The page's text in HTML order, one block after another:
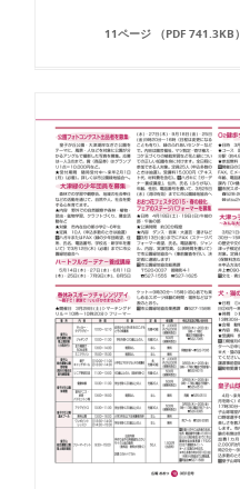
11ページ （PDF 741.3KB）